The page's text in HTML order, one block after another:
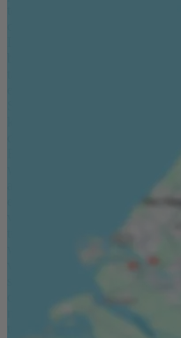
badkamer en het luik met
toegankelijk is. De
Bergzolder: Deze is gelegen
absoluut de kers op de taart:
en ingericht met gazon,
vrijstaande garage met
overkapping met fraai
net zo’n plaatje en weelderig
tuinverlichting. Het wordt